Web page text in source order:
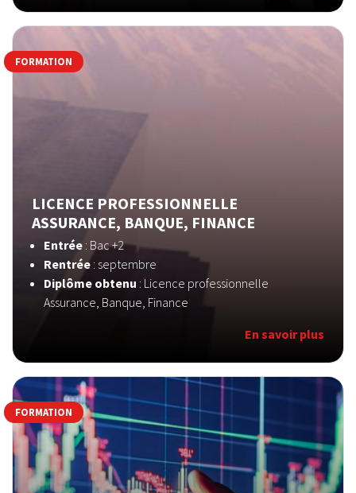
LICENCE PROFESSIONNELLE
ASSURANCE, BANQUE, FINANCE
Entrée : Bac +2
Rentrée : septembre
Diplôme obtenu : Licence professionnelle
Assurance, Banque, Finance
En savoir plus
FORMATION
FORMATION